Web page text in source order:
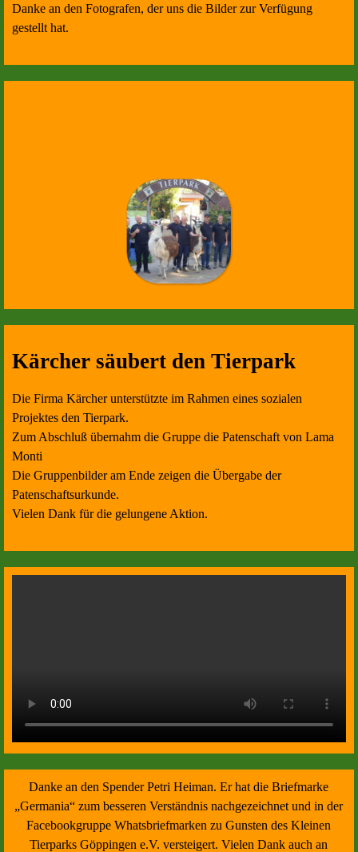
Danke an den Fotografen, der uns die Bilder zur Verfügung
gestellt hat.
Kärcher säubert den Tierpark
Die Firma Kärcher unterstützte im Rahmen eines sozialen
Projektes den Tierpark.
Zum Abschluß übernahm die Gruppe die Patenschaft von Lama
Monti
Die Gruppenbilder am Ende zeigen die Übergabe der
Patenschaftsurkunde.
Vielen Dank für die gelungene Aktion.
Danke an den Spender Petri Heiman. Er hat die Briefmarke
„Germania“ zum besseren Verständnis nachgezeichnet und in der
Facebookgruppe Whatsbriefmarken zu Gunsten des Kleinen
Tierparks Göppingen e.V. versteigert. Vielen Dank auch an